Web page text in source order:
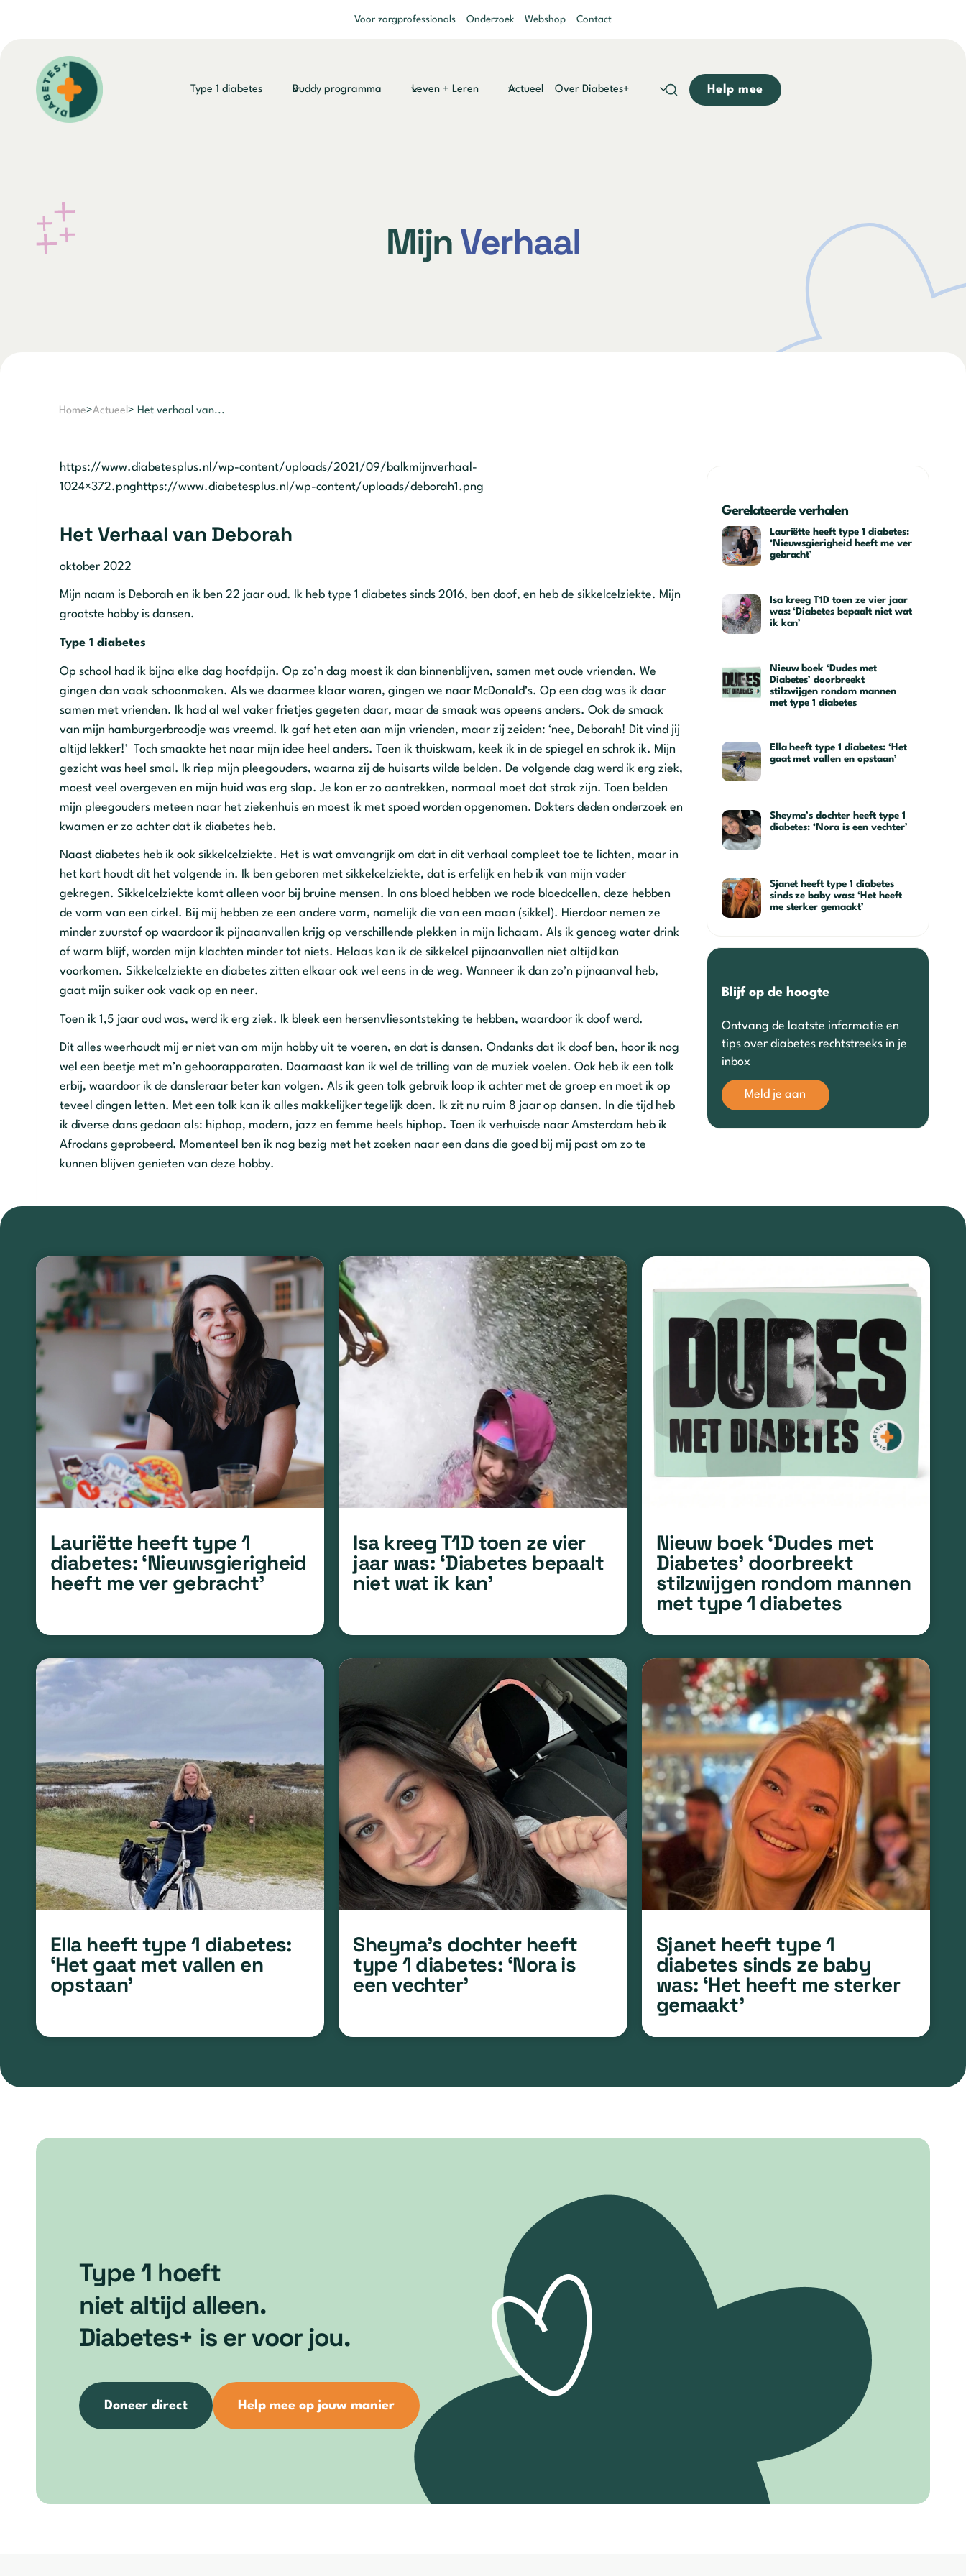
Voor zorgprofessionals Onderzoek Webshop Contact
Type 1 diabetes Buddy programma Leven + Leren Actueel Over Diabetes+ Help mee
MijnVerhaal
Home>Actueel> Het verhaal van...
https://www.diabetesplus.nl/wp-content/uploads/2021/09/balkmijnverhaal-
1024×372.pnghttps://www.diabetesplus.nl/wp-content/uploads/deborah1.png
Het Verhaal van Deborah
oktober 2022
Mijn naam is Deborah en ik ben 22 jaar oud. Ik heb type 1 diabetes sinds 2016, ben doof, en heb de sikkelcelziekte. Mijn
grootste hobby is dansen.
Type 1 diabetes
Op school had ik bijna elke dag hoofdpijn. Op zo’n dag moest ik dan binnenblijven, samen met oude vrienden. We
gingen dan vaak schoonmaken. Als we daarmee klaar waren, gingen we naar McDonald’s. Op een dag was ik daar
samen met vrienden. Ik had al wel vaker frietjes gegeten daar, maar de smaak was opeens anders. Ook de smaak
van mijn hamburgerbroodje was vreemd. Ik gaf het eten aan mijn vrienden, maar zij zeiden: ‘nee, Deborah! Dit vind jij
altijd lekker!’ Toch smaakte het naar mijn idee heel anders. Toen ik thuiskwam, keek ik in de spiegel en schrok ik. Mijn
gezicht was heel smal. Ik riep mijn pleegouders, waarna zij de huisarts wilde belden. De volgende dag werd ik erg ziek,
moest veel overgeven en mijn huid was erg slap. Je kon er zo aantrekken, normaal moet dat strak zijn. Toen belden
mijn pleegouders meteen naar het ziekenhuis en moest ik met spoed worden opgenomen. Dokters deden onderzoek en
kwamen er zo achter dat ik diabetes heb.
Naast diabetes heb ik ook sikkelcelziekte. Het is wat omvangrijk om dat in dit verhaal compleet toe te lichten, maar in
het kort houdt dit het volgende in. Ik ben geboren met sikkelcelziekte, dat is erfelijk en heb ik van mijn vader
gekregen. Sikkelcelziekte komt alleen voor bij bruine mensen. In ons bloed hebben we rode bloedcellen, deze hebben
de vorm van een cirkel. Bij mij hebben ze een andere vorm, namelijk die van een maan (sikkel). Hierdoor nemen ze
minder zuurstof op waardoor ik pijnaanvallen krijg op verschillende plekken in mijn lichaam. Als ik genoeg water drink
of warm blijf, worden mijn klachten minder tot niets. Helaas kan ik de sikkelcel pijnaanvallen niet altijd kan
voorkomen. Sikkelcelziekte en diabetes zitten elkaar ook wel eens in de weg. Wanneer ik dan zo’n pijnaanval heb,
gaat mijn suiker ook vaak op en neer.
Toen ik 1,5 jaar oud was, werd ik erg ziek. Ik bleek een hersenvliesontsteking te hebben, waardoor ik doof werd.
Dit alles weerhoudt mij er niet van om mijn hobby uit te voeren, en dat is dansen. Ondanks dat ik doof ben, hoor ik nog
wel een beetje met m’n gehoorapparaten. Daarnaast kan ik wel de trilling van de muziek voelen. Ook heb ik een tolk
erbij, waardoor ik de dansleraar beter kan volgen. Als ik geen tolk gebruik loop ik achter met de groep en moet ik op
teveel dingen letten. Met een tolk kan ik alles makkelijker tegelijk doen. Ik zit nu ruim 8 jaar op dansen. In die tijd heb
ik diverse dans gedaan als: hiphop, modern, jazz en femme heels hiphop. Toen ik verhuisde naar Amsterdam heb ik
Afrodans geprobeerd. Momenteel ben ik nog bezig met het zoeken naar een dans die goed bij mij past om zo te
kunnen blijven genieten van deze hobby.
Gerelateerde verhalen
Lauriëtte heeft type 1 diabetes:
‘Nieuwsgierigheid heeft me ver
gebracht’
Isa kreeg T1D toen ze vier jaar
was: ‘Diabetes bepaalt niet wat
ik kan’
Nieuw boek ‘Dudes met
Diabetes’ doorbreekt
stilzwijgen rondom mannen
met type 1 diabetes
Ella heeft type 1 diabetes: ‘Het
gaat met vallen en opstaan’
Sheyma’s dochter heeft type 1
diabetes: ‘Nora is een vechter’
Sjanet heeft type 1 diabetes
sinds ze baby was: ‘Het heeft
me sterker gemaakt’
Blijf op de hoogte
Ontvang de laatste informatie en
tips over diabetes rechtstreeks in je
inbox
Meld je aan
Lauriëtte heeft type 1
diabetes: ‘Nieuwsgierigheid
heeft me ver gebracht’
Isa kreeg T1D toen ze vier
jaar was: ‘Diabetes bepaalt
niet wat ik kan’
Nieuw boek ‘Dudes met
Diabetes’ doorbreekt
stilzwijgen rondom mannen
met type 1 diabetes
Ella heeft type 1 diabetes:
‘Het gaat met vallen en
opstaan’
Sheyma’s dochter heeft
type 1 diabetes: ‘Nora is
een vechter’
Sjanet heeft type 1
diabetes sinds ze baby
was: ‘Het heeft me sterker
gemaakt’
Type 1 hoeft
niet altijd alleen.
Diabetes+ is er voor jou.
Doneer direct Help mee op jouw manier